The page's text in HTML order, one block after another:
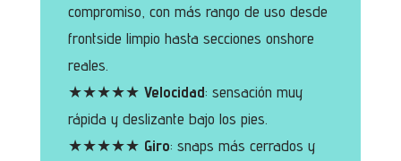
compromiso, con más rango de uso desde
frontside limpio hasta secciones onshore
reales.
★★★★★ Velocidad: sensación muy
rápida y deslizante bajo los pies.
★★★★★ Giro: snaps más cerrados y